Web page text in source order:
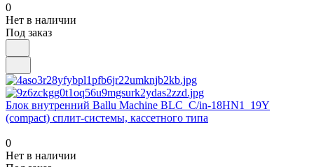
0
Нет в наличии
Под заказ
Блок внутренний Ballu Machine BLC_C/in-18HN1_19Y
(compact) сплит-системы, кассетного типа
0
Нет в наличии